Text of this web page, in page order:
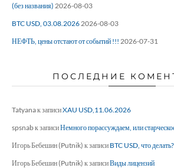
(без названия) 2026-08-03
BTC USD, 03.08.2026 2026-08-03
НЕФТЬ, цены отстают от событий !!! 2026-07-31
ПОСЛЕДНИЕ
Tatyanaк записиXAU USD,11.06.2026
spsnabк записиНемного порассуждаем, или
Игорь Бебешин (Putnik) к записи BTC USD, что
Игорь Бебешин (Putnik) к записиВиды лицензий